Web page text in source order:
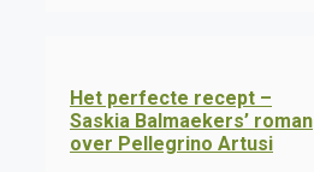
Het perfecte recept –
Saskia Balmaekers’ roman
over Pellegrino Artusi